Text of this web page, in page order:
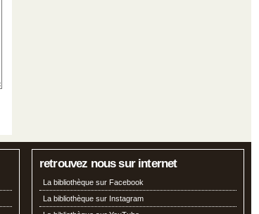
retrouvez nous sur internet
La bibliothèque sur Facebook
La bibliothèque sur Instagram